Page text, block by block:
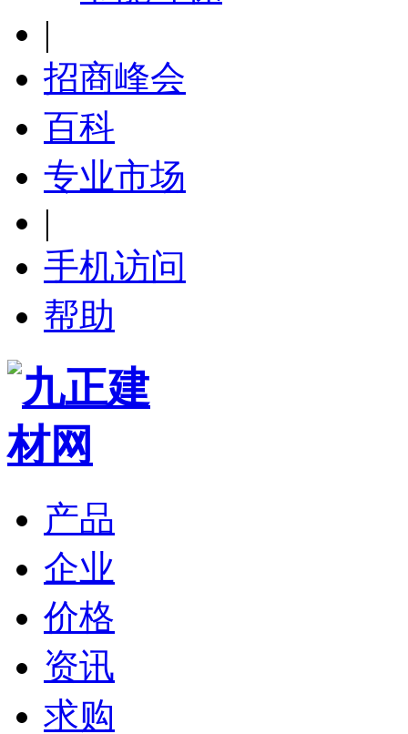
|
招商峰会
百科
专业市场
|
手机访问
帮助
产品
企业
价格
资讯
求购